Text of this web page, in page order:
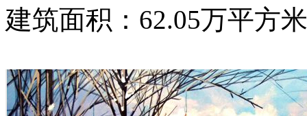
建筑面积：62.05万平方